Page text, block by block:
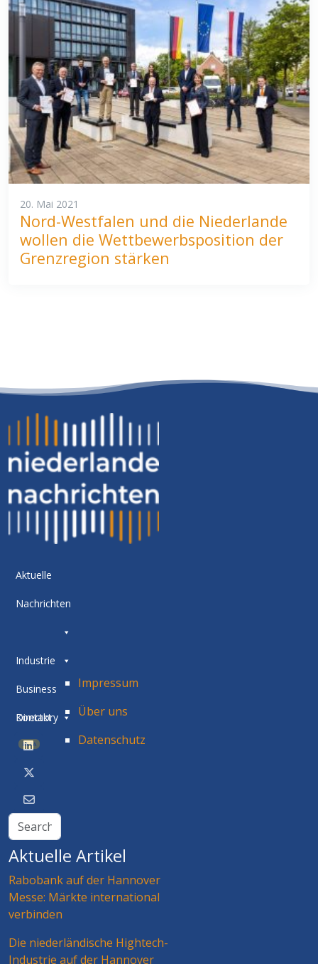
20. Mai 2021
Nord-Westfalen und die Niederlande
wollen die Wettbewerbsposition der
Grenzregion stärken
Aktuelle
Nachrichten
Industrie
Business
Directory
BETA
Kontakt
Impressum
Über uns
Datenschutz
Aktuelle Artikel
Rabobank auf der Hannover
Messe: Märkte international
verbinden
Die niederländische Hightech-
Industrie auf der Hannover